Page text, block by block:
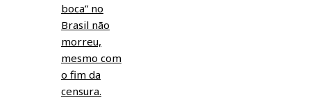
boca” no
Brasil não
morreu,
mesmo com
o fim da
censura.